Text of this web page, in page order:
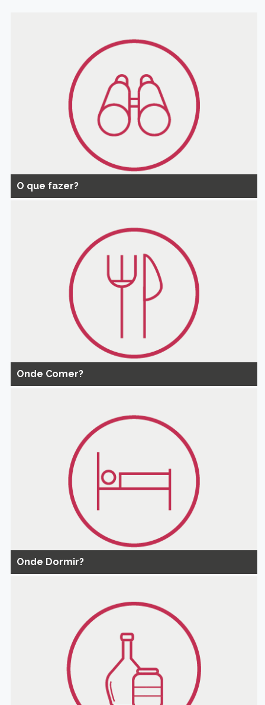
O que fazer?
Onde Comer?
Onde Dormir?